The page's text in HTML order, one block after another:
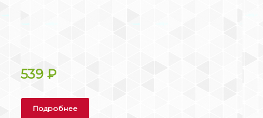
539 ₽
Подробнее